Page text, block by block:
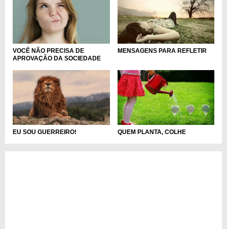
VOCÊ NÃO PRECISA DE
APROVAÇÃO DA SOCIEDADE
MENSAGENS PARA REFLETIR
EU SOU GUERREIRO! QUEM PLANTA, COLHE